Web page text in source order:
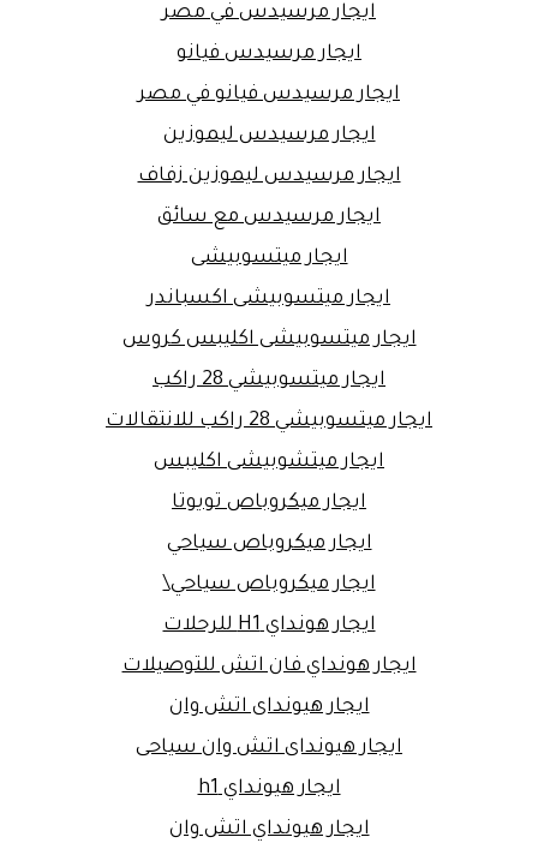
ايجار مرسيدس في مصر
ايجار مرسيدس فيانو
ايجار مرسيدس فيانو في مصر
ايجار مرسيدس ليموزين
ايجار مرسيدس ليموزين زفاف
ايجار مرسيدس مع سائق
ايجار ميتسوبيشى
ايجار ميتسوبيشى اكسباندر
ايجار ميتسوبيشى اكليبس كروس
ايجار ميتسوبيشي 28 راكب
ايجار ميتسوبيشي 28 راكب للانتقالات
ايجار ميتشوبيشى اكليبس
ايجار ميكروباص تويوتا
ايجار ميكروباص سياحي
ايجار ميكروباص سياحي\
ايجار هونداي H1 للرحلات
ايجار هونداي فان اتش للتوصيلات
ايجار هيونداى اتش وان
ايجار هيونداى اتش وان سياحى
ايجار هيونداي h1
ايجار هيونداي اتش وان